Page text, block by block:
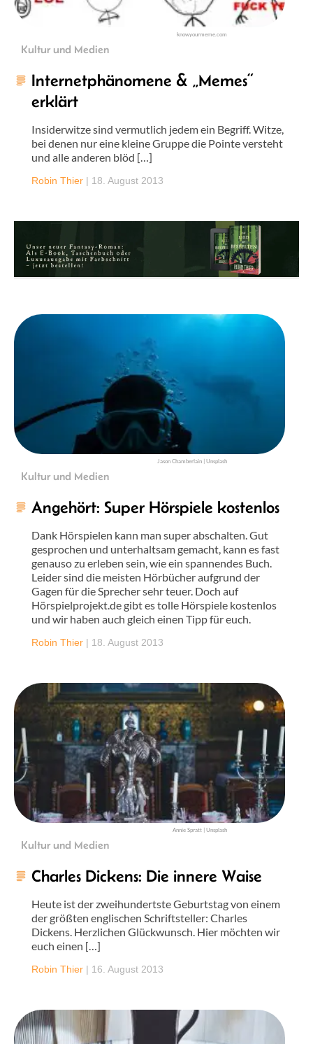
knowyourmeme.com
Kultur und Medien
Internetphänomene & „Memes“
erklärt
Insiderwitze sind vermutlich jedem ein Begriff. Witze,
bei denen nur eine kleine Gruppe die Pointe versteht
und alle anderen blöd […]
Robin Thier | 18. August 2013
Jason Chamberlain | Unsplash
Kultur und Medien
Angehört: Super Hörspiele kostenlos
Dank Hörspielen kann man super abschalten. Gut
gesprochen und unterhaltsam gemacht, kann es fast
genauso zu erleben sein, wie ein spannendes Buch.
Leider sind die meisten Hörbücher aufgrund der
Gagen für die Sprecher sehr teuer. Doch auf
Hörspielprojekt.de gibt es tolle Hörspiele kostenlos
und wir haben auch gleich einen Tipp für euch.
Robin Thier | 18. August 2013
Annie Spratt | Unsplash
Kultur und Medien
Charles Dickens: Die innere Waise
Heute ist der zweihundertste Geburtstag von einem
der größten englischen Schriftsteller: Charles
Dickens. Herzlichen Glückwunsch. Hier möchten wir
euch einen […]
Robin Thier | 16. August 2013